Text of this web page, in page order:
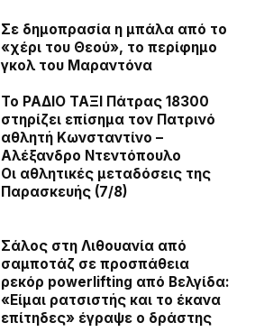
Σε δημοπρασία η μπάλα από το
«χέρι του Θεού», το περίφημο
γκολ του Μαραντόνα
Το ΡΑΔΙΟ ΤΑΞΙ Πάτρας 18300
στηρίζει επίσημα τον Πατρινό
αθλητή Κωνσταντίνο –
Αλέξανδρο Ντεντόπουλο
Οι αθλητικές μεταδόσεις της
Παρασκευής (7/8)
Σάλος στη Λιθουανία από
σαμποτάζ σε προσπάθεια
ρεκόρ powerlifting από Βελγίδα:
«Είμαι ρατσιστής και το έκανα
επίτηδες» έγραψε ο δράστης